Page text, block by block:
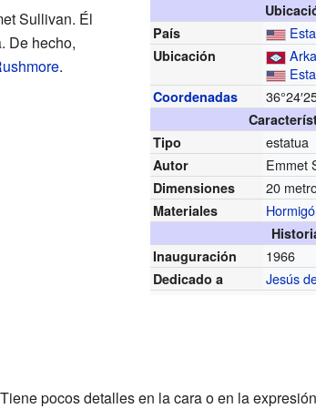
País
Ubicación
Coordenadas
Tipo
estatua
Autor Emmet
Dimensiones 20
Materiales
Inauguración
1966
Dedicado a Jesús
Sullivan. Él
De hecho,
.
pocos detalles en la cara o en la